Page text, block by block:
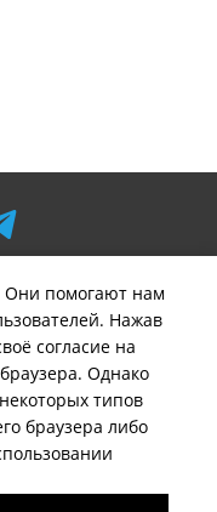
russia.ruимеет
и не может
ни при каких
помогают нам
Нажав
согласие на
Однако
типов
браузера либо